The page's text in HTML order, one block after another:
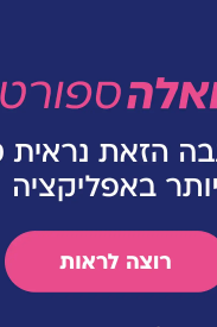
שיגר היום (רביעי)
הודיע כי הקבוצה
גיא פניני, בשל הטענה
בעודו מחזיק
גם גיא פניני צפוי
חתימה על חוזה כפול.
פנתה לאיגוד
פניני הסיר את
מחזיק בחוזה לעונה
סעיף המשחרר